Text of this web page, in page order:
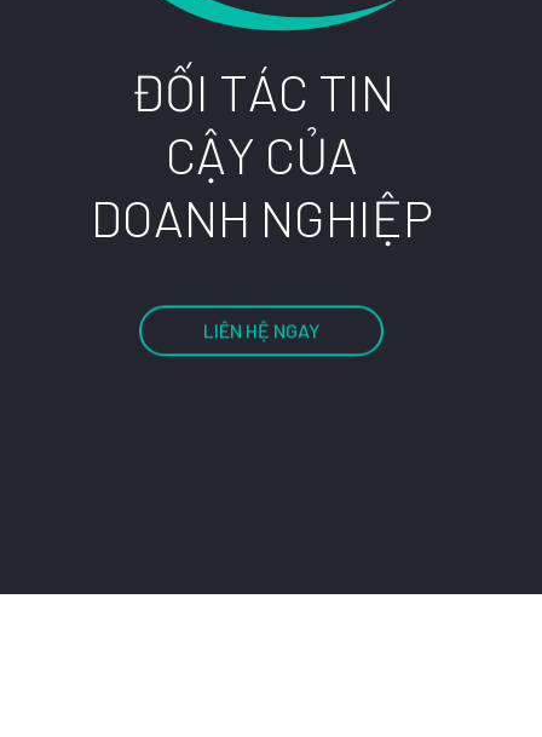
ĐỐI TÁC TIN
CẬY CỦA
DOANH NGHIỆP
LIÊN HỆ NGAY